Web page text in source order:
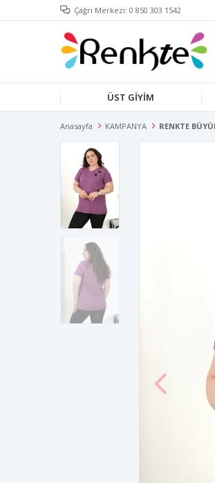
Çağrı Merkezi: 0 850 303 1542
ÜST GİYİM
Anasayfa KAMPANYA RENKTE